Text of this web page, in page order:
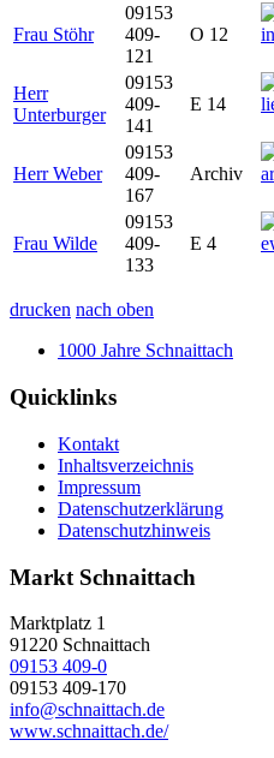
Frau Stöhr
09153
409-
121
O 12
Herr
Unterburger
09153
409-
141
E 14
Herr Weber
09153
409-
167
Archiv
Frau Wilde
09153
409-
133
E 4
drucken nach oben
1000 Jahre Schnaittach
Quicklinks
Kontakt
Inhaltsverzeichnis
Impressum
Datenschutzerklärung
Datenschutzhinweis
Markt Schnaittach
Marktplatz 1
91220 Schnaittach
09153 409-0
09153 409-170
info@schnaittach.de
www.schnaittach.de/